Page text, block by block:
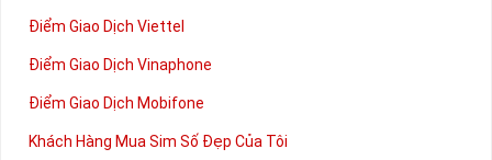
Điểm Giao Dịch Viettel
Điểm Giao Dịch Vinaphone
Điểm Giao Dịch Mobifone
Khách Hàng Mua Sim Số Đẹp Của Tôi